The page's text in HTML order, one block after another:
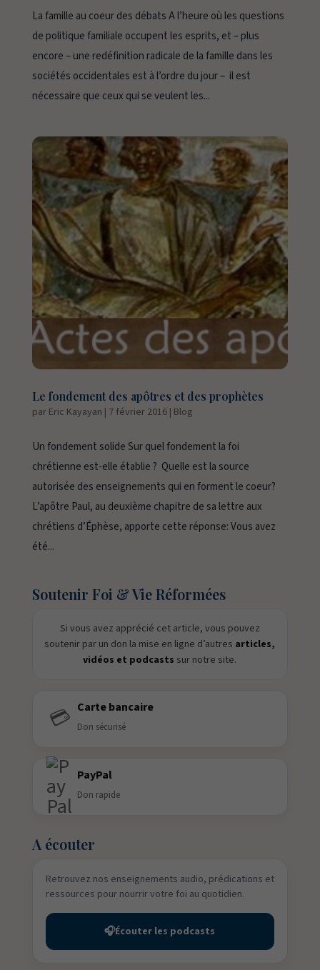
La famille au coeur des débats A l’heure où les questions
de politique familiale occupent les esprits, et – plus
encore – une redéfinition radicale de la famille dans les
sociétés occidentales est à l’ordre du jour – il est
nécessaire que ceux qui se veulent les...
Le fondement des apôtres et des prophètes
par Eric Kayayan | 7 février 2016| Blog
Un fondement solide Sur quel fondement la foi
chrétienne est-elle établie ? Quelle est la source
autorisée des enseignements qui en forment le coeur?
L’apôtre Paul, au deuxième chapitre de sa lettre aux
chrétiens d’Éphèse, apporte cette réponse: Vous avez
été...
Soutenir Foi & Vie Réformées
Si vous avez apprécié cet article, vous pouvez
soutenir par un don la mise en ligne d’autres articles,
vidéos et podcasts sur notre site.
💳 Carte bancaire
Don sécurisé
PayPal
Don rapide
A écouter
Retrouvez nos enseignements audio, prédications et
ressources pour nourrir votre foi au quotidien.
🎧Écouter les podcasts